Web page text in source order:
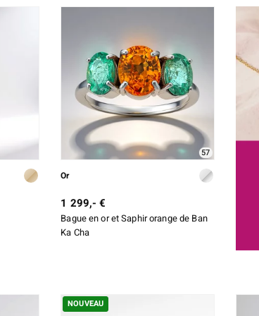
57
Or
1 299,- €
Bague en or et Saphir orange de Ban
Ka Cha
NOUVEAU